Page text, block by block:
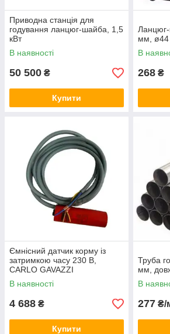
Приводна станція для
годування ланцюг-шайба, 1,5
кВт
В наявності
50 500 ₴
Купити
мм,
В
268 ₴
Ємнісний датчик корму із
затримкою часу 230 В,
CARLO GAVAZZI
В наявності
4 688 ₴
Купити
Труба
мм,
В
277 ₴/